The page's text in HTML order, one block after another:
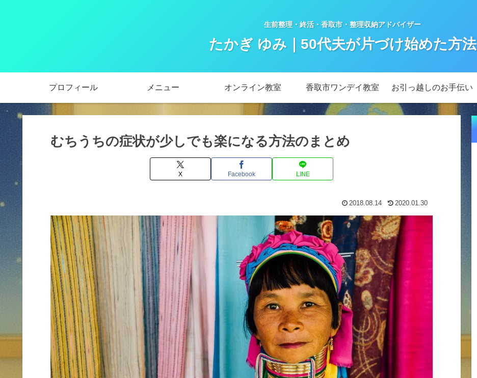
生前整理・終活・香取市・整理収納アドバイザー
たかぎ ゆみ｜50代夫が片づけ始めた方法
プロフィール メニュー オンライン教室 香取市ワンデイ教室 お引っ越しのお手伝い
むちうちの症状が少しでも楽になる方法のまとめ
X Facebook LINE
2018.08.14 2020.01.30